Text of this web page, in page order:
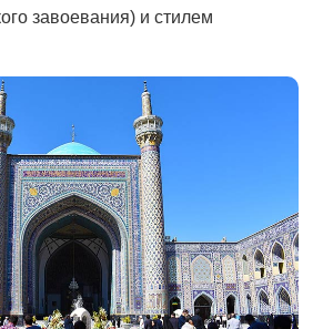
завоевания) и стилем